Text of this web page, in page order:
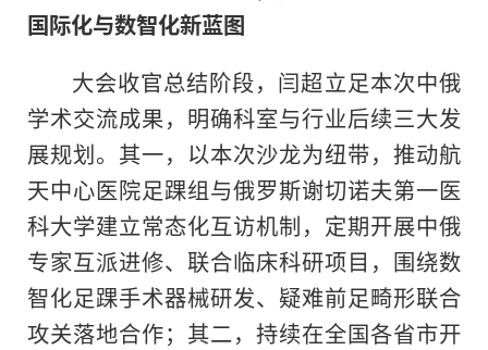
国际化与数智化新蓝图
大会收官总结阶段，闫超立足本次中俄
学术交流成果，明确科室与行业后续三大发
展规划。其一，以本次沙龙为纽带，推动航
天中心医院足踝组与俄罗斯谢切诺夫第一医
科大学建立常态化互访机制，定期开展中俄
专家互派进修、联合临床科研项目，围绕数
智化足踝手术器械研发、疑难前足畸形联合
攻关落地合作；其二，持续在全国各省市开